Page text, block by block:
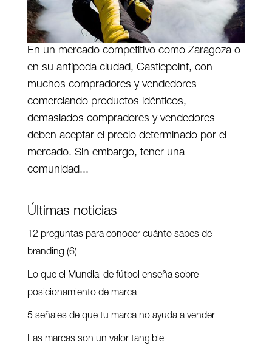
En un mercado competitivo como Zaragoza o
en su antípoda ciudad, Castlepoint, con
muchos compradores y vendedores
comerciando productos idénticos,
demasiados compradores y vendedores
deben aceptar el precio determinado por el
mercado. Sin embargo, tener una
comunidad...
Últimas noticias
12 preguntas para conocer cuánto sabes de
branding (6)
Lo que el Mundial de fútbol enseña sobre
posicionamiento de marca
5 señales de que tu marca no ayuda a vender
Las marcas son un valor tangible